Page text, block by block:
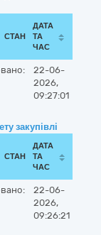
СТАН
ДАТА
ТА
ЧАС
22-06-
2026,
09:27:01
закупівлі
СТАН
ДАТА
ТА
ЧАС
22-06-
2026,
09:26:21